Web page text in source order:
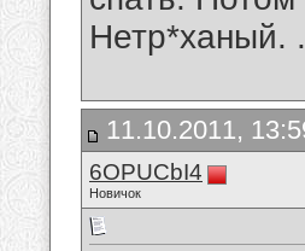
Нетр*ханый.
11.10.2011,
6OPUCbI4
Новичок